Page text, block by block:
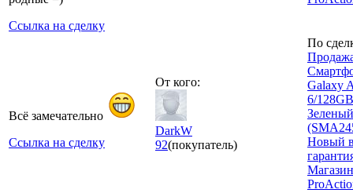
Ссылка на сделку
Всё замечательно
Ссылка на сделку
От кого:
DarkW
92(покупатель)
По
Galaxy
6/
Зеленый
Новый
Магазин